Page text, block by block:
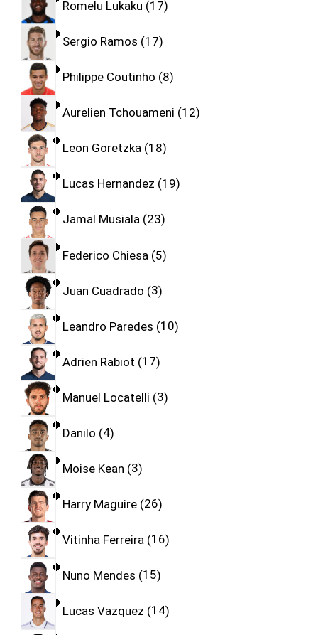
Romelu Lukaku 17
Sergio Ramos 17
Philippe Coutinho 8
Aurelien Tchouameni 12
Leon Goretzka 18
Lucas Hernandez 19
Jamal Musiala 23
Federico Chiesa 5
Juan Cuadrado 3
Leandro Paredes 10
Adrien Rabiot 17
Manuel Locatelli 3
Danilo 4
Moise Kean 3
Harry Maguire 26
Vitinha Ferreira 16
Nuno Mendes 15
Lucas Vazquez 14